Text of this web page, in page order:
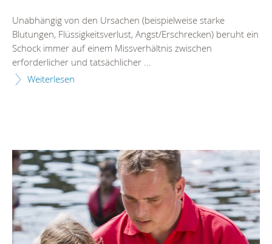
Unabhängig von den Ursachen (beispielweise starke
Blutungen, Flüssigkeitsverlust, Angst/Erschrecken) beruht ein
Schock immer auf einem Missverhältnis zwischen
erforderlicher und tatsächlicher ...
Weiterlesen